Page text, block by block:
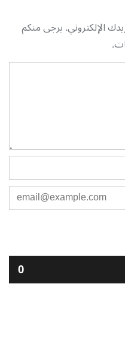
الإلكتروني. يرجى منكم
0